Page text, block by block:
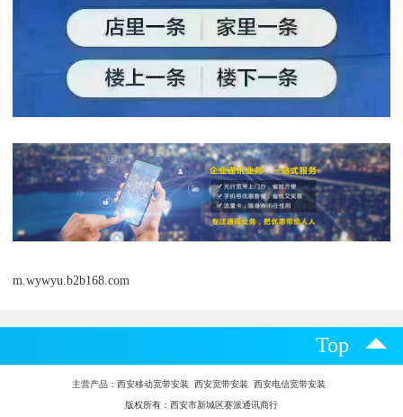
m.wywyu.b2b168.com
Top
主营产品： 西安移动宽带安装 西安宽带安装 西安电信宽带安装
版权所有：西安市新城区赛派通讯商行